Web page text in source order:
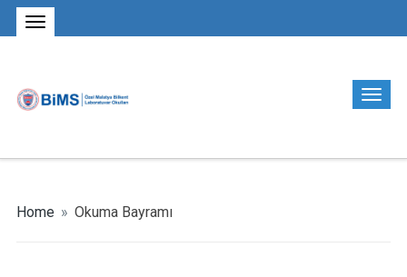
Home » Okuma Bayramı